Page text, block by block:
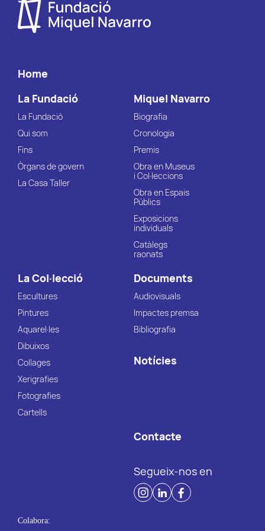
Home
La Fundació
La Fundació
Qui som
Fins
Òrgans de govern
La Casa Taller
Miquel Navarro
Biografia
Cronologia
Premis
Obra en Museus
i Col·leccions
Obra en Espais
Públics
Exposicions
individuals
Catàlegs
raonats
La Col·lecció
Escultures
Pintures
Aquarel·les
Dibuixos
Collages
Xerigrafies
Fotografies
Cartells
Documents
Audiovisuals
Impactes premsa
Bibliografia
Notícies
Contacte
Segueix-nos en